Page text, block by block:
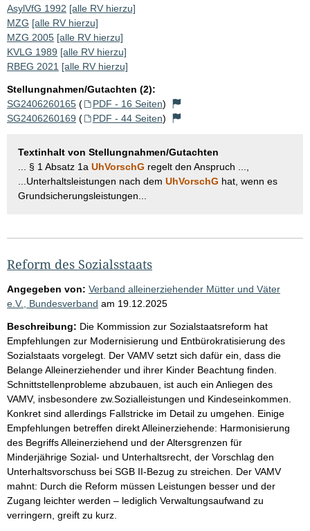
AsylVfG 1992 [alle RV hierzu]
MZG [alle RV hierzu]
MZG 2005 [alle RV hierzu]
KVLG 1989 [alle RV hierzu]
RBEG 2021 [alle RV hierzu]
Stellungnahmen/Gutachten (2):
SG2406260165 ( PDF - 16 Seiten)
SG2406260169 ( PDF - 44 Seiten)
Textinhalt von Stellungnahmen/Gutachten
... § 1 Absatz 1a UhVorschG regelt den Anspruch ...,
...Unterhaltsleistungen nach dem UhVorschG hat, wenn es
Grundsicherungsleistungen...
Reform des Sozialsstaats
Angegeben von: Verband alleinerziehender Mütter und Väter
e.V., Bundesverband am 19.12.2025
Beschreibung: Die Kommission zur Sozialstaatsreform hat
Empfehlungen zur Modernisierung und Entbürokratisierung des
Sozialstaats vorgelegt. Der VAMV setzt sich dafür ein, dass die
Belange Alleinerziehender und ihrer Kinder Beachtung finden.
Schnittstellenprobleme abzubauen, ist auch ein Anliegen des
VAMV, insbesondere zw.Sozialleistungen und Kindeseinkommen.
Konkret sind allerdings Fallstricke im Detail zu umgehen. Einige
Empfehlungen betreffen direkt Alleinerziehende: Harmonisierung
des Begriffs Alleinerziehend und der Altersgrenzen für
Minderjährige Sozial- und Unterhaltsrecht, der Vorschlag den
Unterhaltsvorschuss bei SGB II-Bezug zu streichen. Der VAMV
mahnt: Durch die Reform müssen Leistungen besser und der
Zugang leichter werden – lediglich Verwaltungsaufwand zu
verringern, greift zu kurz.